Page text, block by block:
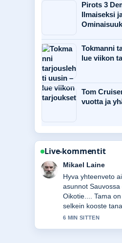
Pirots 3
Ilmaiseksi
Tokmanni
lue viikon
Tom
vuotta ja
Live-kommentit
Ella Makinen
Seuraan
tekniset tiedot ja...-
arvostan
8 MIN SITTEN